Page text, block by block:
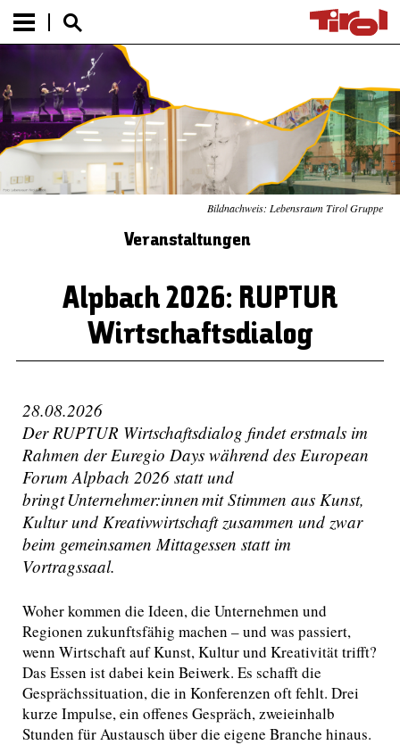
Bildnachweis: Lebensraum Tirol Gruppe
Veranstaltungen
Alpbach 2026: RUPTUR
Wirtschaftsdialog
28.08.2026
Der RUPTUR Wirtschaftsdialog findet erstmals im
Rahmen der Euregio Days während des European
Forum Alpbach 2026 statt und
bringt Unternehmer:innen mit Stimmen aus Kunst,
Kultur und Kreativwirtschaft zusammen und zwar
beim gemeinsamen Mittagessen statt im
Vortragssaal.
Woher kommen die Ideen, die Unternehmen und
Regionen zukunftsfähig machen – und was passiert,
wenn Wirtschaft auf Kunst, Kultur und Kreativität trifft?
Das Essen ist dabei kein Beiwerk. Es schafft die
Gesprächssituation, die in Konferenzen oft fehlt. Drei
kurze Impulse, ein offenes Gespräch, zweieinhalb
Stunden für Austausch über die eigene Branche hinaus.